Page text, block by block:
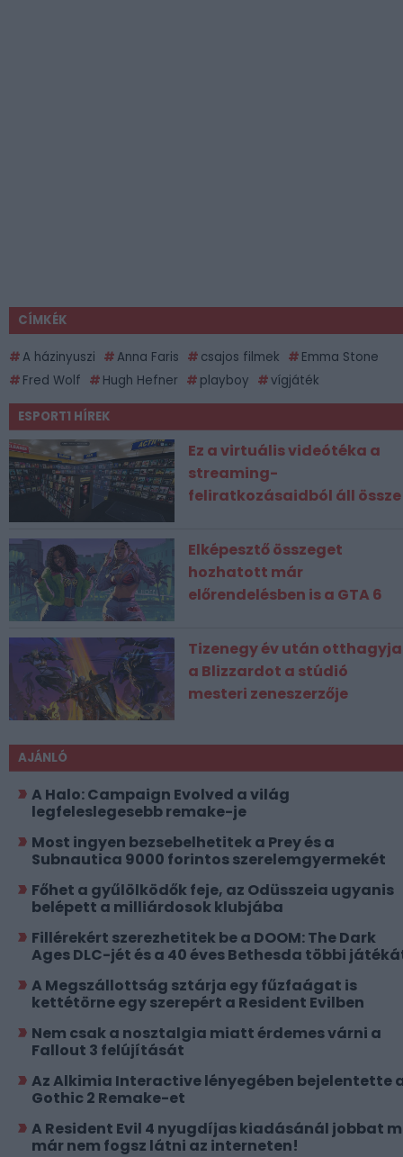
CÍMKÉK
A házinyuszi Anna Faris csajos filmek
Emma Stone
Fred Wolf
Hugh Hefner playboy vígjáték
ESPORT1 HÍREK
Ez a virtuális videótéka a
streaming-
feliratkozásaidból áll össze
Elképesztő összeget
hozhatott már
előrendelésben is a GTA 6
Tizenegy év után otthagyja
a Blizzardot a stúdió
mesteri zeneszerzője
AJÁNLÓ
A Halo: Campaign Evolved a világ
legfeleslegesebb remake-je
Most ingyen bezsebelhetitek a Prey és a
Subnautica 9000 forintos szerelemgyermekét
Főhet a gyűlölködők feje, az Odüsszeia ugyanis
belépett a milliárdosok klubjába
Fillérekért szerezhetitek be a DOOM: The Dark
Ages DLC-jét és a 40 éves Bethesda többi
A Megszállottság sztárja egy fűzfaágat is
kettétörne egy szerepért a Resident Evilben
Nem csak a nosztalgia miatt érdemes várni a
Fallout 3 felújítását
Az Alkimia Interactive lényegében bejelentette
Gothic 2 Remake-et
A Resident Evil 4 nyugdíjas kiadásánál jobbat
már nem fogsz látni az interneten!